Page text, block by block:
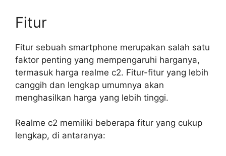
Fitur
Fitur sebuah smartphone merupakan salah satu
faktor penting yang mempengaruhi harganya,
termasuk harga realme c2. Fitur-fitur yang lebih
canggih dan lengkap umumnya akan
menghasilkan harga yang lebih tinggi.
Realme c2 memiliki beberapa fitur yang cukup
lengkap, di antaranya: